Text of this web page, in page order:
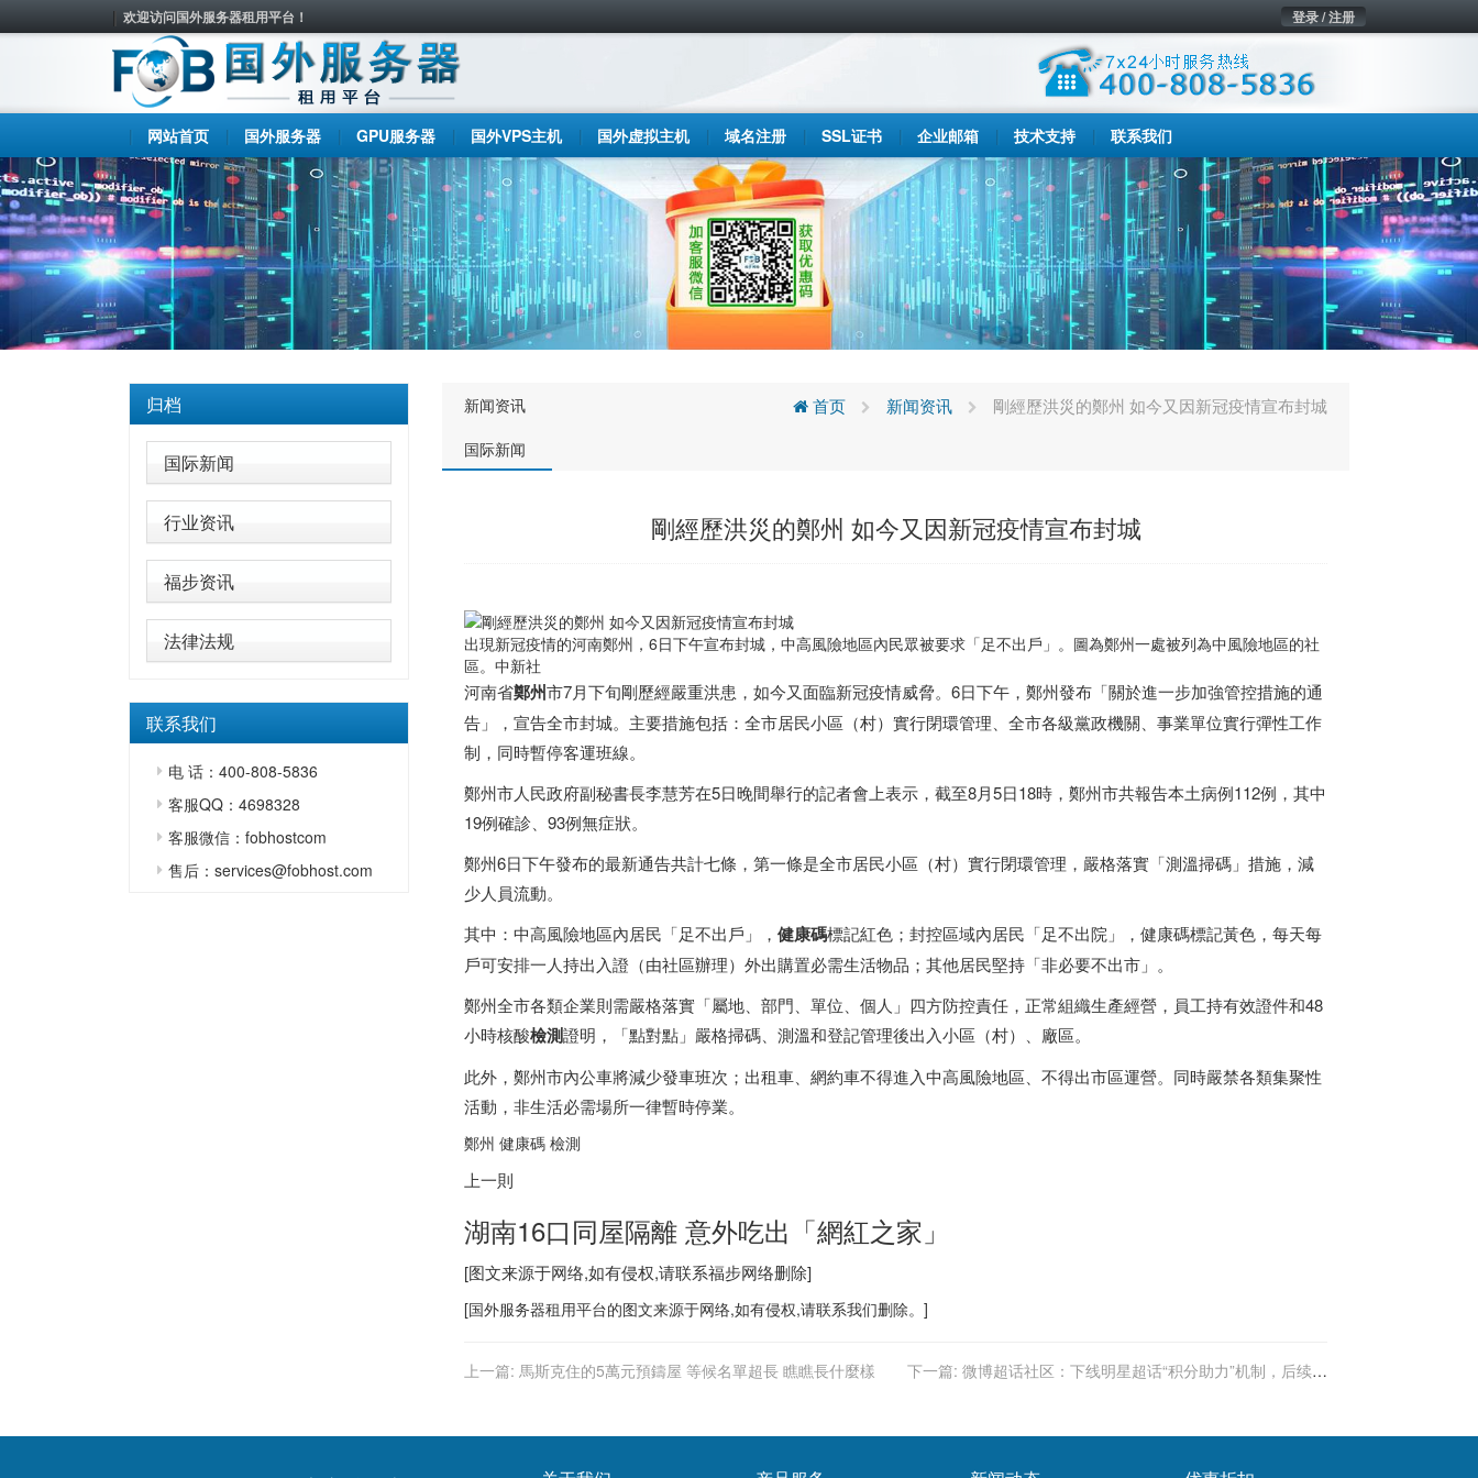
欢迎访问国外服务器租用平台！ 登录 / 注册
网站首页 国外服务器 GPU服务器 国外VPS主机 国外虚拟主机 域名注册 SSL证书 企业邮箱 技术支持 联系我们
归档
国际新闻
行业资讯
福步资讯
法律法规
联系我们
电 话：400-808-5836
客服QQ：4698328
客服微信：fobhostcom
售后：services@fobhost.com
新闻资讯
国际新闻
首页 新闻资讯 剛經歷洪災的鄭州 如今又因新冠疫情宣布封城
剛經歷洪災的鄭州 如今又因新冠疫情宣布封城
出現新冠疫情的河南鄭州，6日下午宣布封城，中高風險地區內民眾被要求「足不出戶」。圖為鄭州一處被列為中風險地區的社
區。中新社
河南省鄭州市7月下旬剛歷經嚴重洪患，如今又面臨新冠疫情威脅。6日下午，鄭州發布「關於進一步加強管控措施的通
告」，宣告全市封城。主要措施包括：全市居民小區（村）實行閉環管理、全市各級黨政機關、事業單位實行彈性工作
制，同時暫停客運班線。
鄭州市人民政府副秘書長李慧芳在5日晚間舉行的記者會上表示，截至8月5日18時，鄭州市共報告本土病例112例，其中
19例確診、93例無症狀。
鄭州6日下午發布的最新通告共計七條，第一條是全市居民小區（村）實行閉環管理，嚴格落實「測溫掃碼」措施，減
少人員流動。
其中：中高風險地區內居民「足不出戶」， 健康碼標記紅色；封控區域內居民「足不出院」，健康碼標記黃色，每天每
戶可安排一人持出入證（由社區辦理）外出購置必需生活物品；其他居民堅持「非必要不出市」。
鄭州全市各類企業則需嚴格落實「屬地、部門、單位、個人」四方防控責任，正常組織生產經營，員工持有效證件和48
小時核酸檢測證明，「點對點」嚴格掃碼、測溫和登記管理後出入小區（村）、廠區。
此外，鄭州市內公車將減少發車班次；出租車、網約車不得進入中高風險地區、不得出市區運營。同時嚴禁各類集聚性
活動，非生活必需場所一律暫時停業。
鄭州 健康碼 檢測
上一則
湖南16口同屋隔離 意外吃出「網紅之家」
[图文来源于网络,如有侵权,请联系福步网络删除]
[国外服务器租用平台的图文来源于网络,如有侵权,请联系我们删除。]
上一篇: 馬斯克住的5萬元預鑄屋 等候名單超長 瞧瞧長什麼樣 下一篇: 微博超话社区：下线明星超话“积分助力”机制，后续将